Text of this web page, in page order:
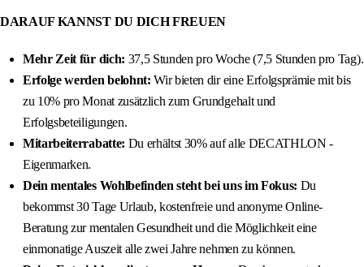
DARAUF KANNST DU DICH FREUEN
Mehr Zeit für dich: 37,5 Stunden pro Woche (7,5 Stunden pro Tag).
Erfolge werden belohnt:Wir bieten dir eine Erfolgsprämie mit bis
zu 10% pro Monat zusätzlich zum Grundgehalt und
Erfolgsbeteiligungen.
Mitarbeiterrabatte: Du erhältst 30% auf alle DECATHLON -
Eigenmarken.
Dein mentales Wohlbefinden steht bei uns im Fokus: Du
bekommst 30 Tage Urlaub, kostenfreie und anonyme Online-
Beratung zur mentalen Gesundheit und die Möglichkeit eine
einmonatige Auszeit alle zwei Jahre nehmen zu können.